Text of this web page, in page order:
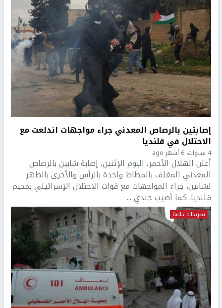
إصابتين بالرصاص المعدني جراء مواجهات اندلعت مع
الاحتلال في قلنديا
4 سنوات، 6 أشهر ago
أعلن الهلال الأحمر، اليوم الإثنين، إصابة شابين بالرصاص
المعدني المغلف بالمطاط واحدة بالرأس والأخرى بالظهر
لشابين، جراء المواجهات مع قوات الاحتلال الإسرائيلي بمخيم
قلنديا. كما أصيب جندي ...
تصريحات خاصة